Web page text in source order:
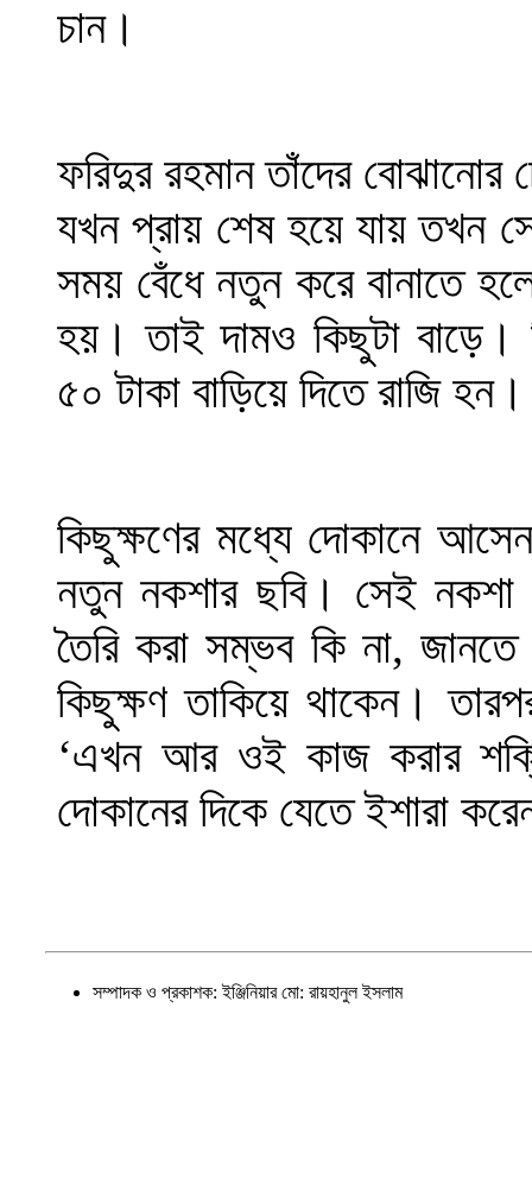
চান।
ফরিদুর রহমান তাঁদের বোঝানোর
যখন প্রায় শেষ হয়ে যায় তখন
সময় বেঁধে নতুন করে বানাতে
হয়। তাই দামও কিছুটা বাড়ে।
৫০ টাকা বাড়িয়ে দিতে রাজি হন।
কিছুক্ষণের মধ্যে দোকানে
নতুন নকশার ছবি। সেই নকশা
তৈরি করা সম্ভব কি না, জানতে
কিছুক্ষণ তাকিয়ে থাকেন।
‘এখন আর ওই কাজ করার
দোকানের দিকে যেতে ইশারা
সম্পাদক ও প্রকাশক: ইঞ্জিনিয়ার মো: রায়হানুল ইসলাম